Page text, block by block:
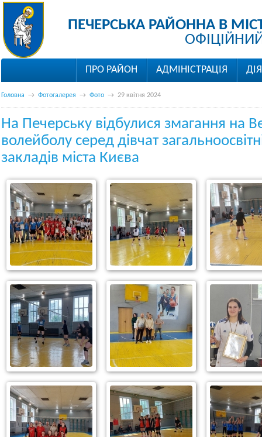
ПЕЧЕРСЬКА РАЙОННА В
ПРО РАЙОН АДМІНІСТРАЦІЯ
Головна → Фотогалерея → Фото→ 29 квітня 2024
На Печерську відбулися змагання на
волейболу серед дівчат
закладів міста Києва